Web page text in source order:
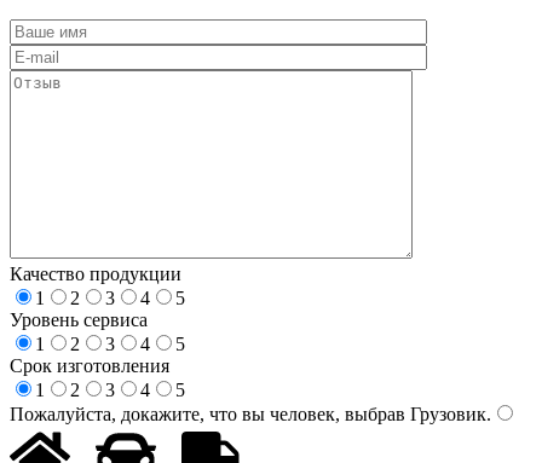
Качество продукции
1
2 3 4
5
Уровень сервиса
1
2 3 4
5
Срок изготовления
1
2 3 4
5
Пожалуйста, докажите, что вы человек, выбрав Грузовик.